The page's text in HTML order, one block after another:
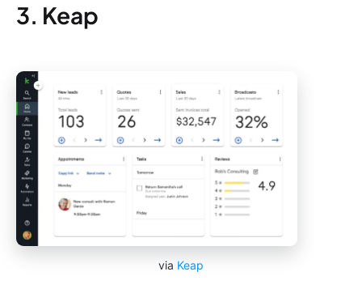
3. Keap
via Keap